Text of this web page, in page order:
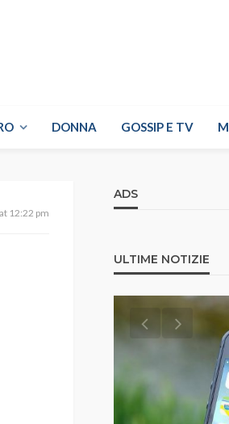
DONNA GOSSIP E TV
12:22 pm
ADS
ULTIME NOTIZIE